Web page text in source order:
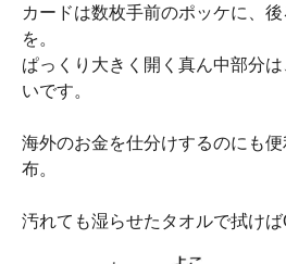
カードは数枚手前のポッケに、
を。
ぱっくり大きく開く真ん中部分
いです。
海外のお金を仕分けするのにも
布。
汚れても湿らせたタオルで拭けば